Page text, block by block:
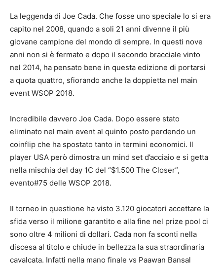
La leggenda di Joe Cada. Che fosse uno speciale lo si era
capito nel 2008, quando a soli 21 anni divenne il più
giovane campione del mondo di sempre. In questi nove
anni non si è fermato e dopo il secondo bracciale vinto
nel 2014, ha pensato bene in questa edizione di portarsi
a quota quattro, sfiorando anche la doppietta nel main
event WSOP 2018.
Incredibile davvero Joe Cada. Dopo essere stato
eliminato nel main event al quinto posto perdendo un
coinflip che ha spostato tanto in termini economici. Il
player USA però dimostra un mind set d’acciaio e si getta
nella mischia del day 1C del “$1.500 The Closer”,
evento#75 delle WSOP 2018.
Il torneo in questione ha visto 3.120 giocatori accettare la
sfida verso il milione garantito e alla fine nel prize pool ci
sono oltre 4 milioni di dollari. Cada non fa sconti nella
discesa al titolo e chiude in bellezza la sua straordinaria
cavalcata. Infatti nella mano finale vs Paawan Bansal